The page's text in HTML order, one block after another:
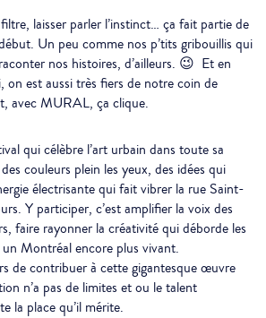
laisser parler l’instinct… ça fait partie de
Un peu comme nos p’tits gribouillis qui
nos histoires, d’ailleurs. 😉 Et en
on est aussi très fiers de notre coin de
avec MURAL, ça clique.
qui célèbre l’art urbain dans toute sa
couleurs plein les yeux, des idées qui
électrisante qui fait vibrer la rue Saint-
Y participer, c’est amplifier la voix des
faire rayonner la créativité qui déborde les
Montréal encore plus vivant.
de contribuer à cette gigantesque œuvre
n’a pas de limites et ou le talent
la place qu’il mérite.